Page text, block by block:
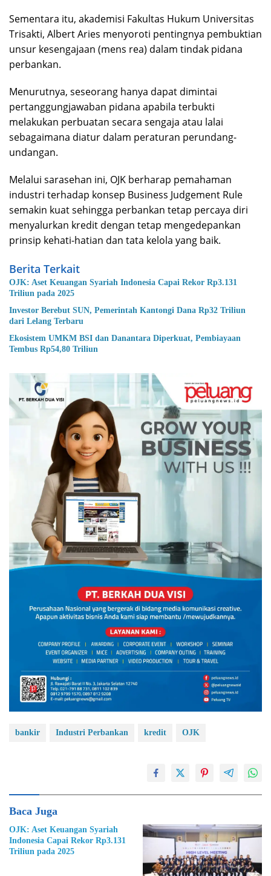
Sementara itu, akademisi Fakultas Hukum Universitas
Trisakti, Albert Aries menyoroti pentingnya pembuktian
unsur kesengajaan (mens rea) dalam tindak pidana
perbankan.
Menurutnya, seseorang hanya dapat dimintai
pertanggungjawaban pidana apabila terbukti
melakukan perbuatan secara sengaja atau lalai
sebagaimana diatur dalam peraturan perundang-
undangan.
Melalui sarasehan ini, OJK berharap pemahaman
industri terhadap konsep Business Judgement Rule
semakin kuat sehingga perbankan tetap percaya diri
menyalurkan kredit dengan tetap mengedepankan
prinsip kehati-hatian dan tata kelola yang baik.
Berita Terkait
OJK: Aset Keuangan Syariah Indonesia Capai Rekor Rp3.131
Triliun pada 2025
Investor Berebut SUN, Pemerintah Kantongi Dana Rp32 Triliun
dari Lelang Terbaru
Ekosistem UMKM BSI dan Danantara Diperkuat, Pembiayaan
Tembus Rp54,80 Triliun
bankir Industri Perbankan kredit OJK
Baca Juga
OJK: Aset Keuangan Syariah
Indonesia Capai Rekor Rp3.131
Triliun pada 2025